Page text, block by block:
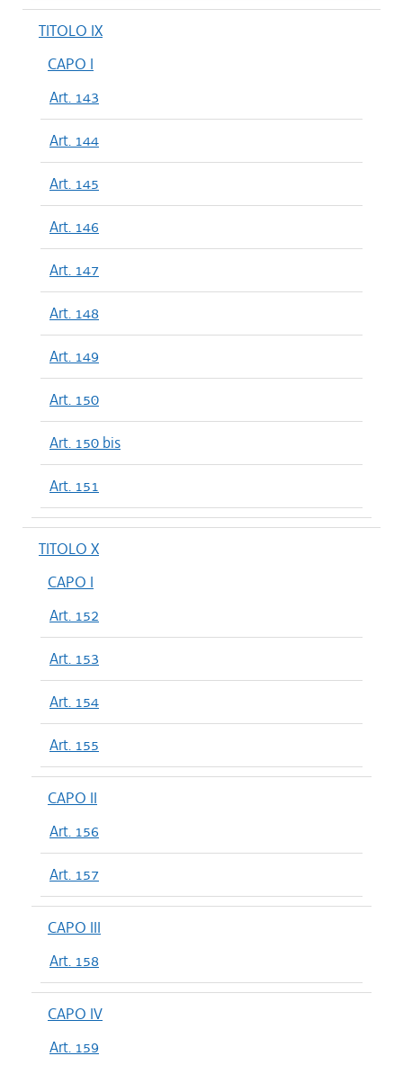
TITOLO IX
CAPO I
Art. 143
Art. 144
Art. 145
Art. 146
Art. 147
Art. 148
Art. 149
Art. 150
Art. 150 bis
Art. 151
TITOLO X
CAPO I
Art. 152
Art. 153
Art. 154
Art. 155
CAPO II
Art. 156
Art. 157
CAPO III
Art. 158
CAPO IV
Art. 159